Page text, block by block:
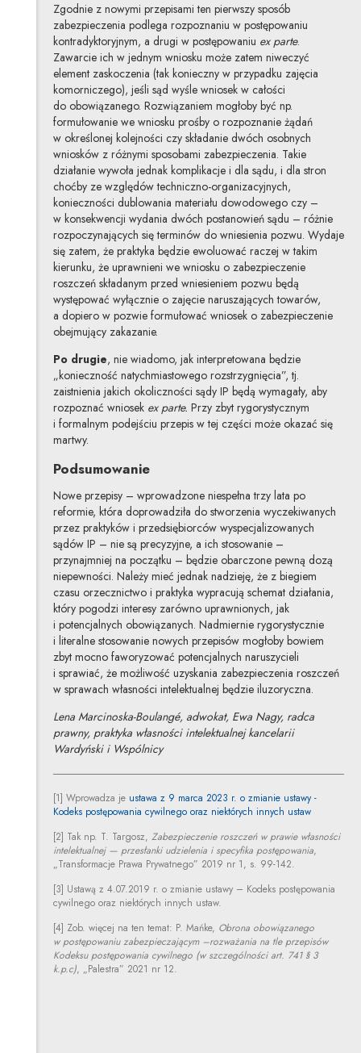
Zgodnie z nowymi przepisami ten pierwszy sposób
zabezpieczenia podlega rozpoznaniu w postępowaniu
kontradyktoryjnym, a drugi w postępowaniu ex parte.
Zawarcie ich w jednym wniosku może zatem niweczyć
element zaskoczenia (tak konieczny w przypadku zajęcia
komorniczego), jeśli sąd wyśle wniosek w całości
do obowiązanego. Rozwiązaniem mogłoby być np.
formułowanie we wniosku prośby o rozpoznanie żądań
w określonej kolejności czy składanie dwóch osobnych
wniosków z różnymi sposobami zabezpieczenia. Takie
działanie wywoła jednak komplikacje i dla sądu, i dla stron
choćby ze względów techniczno-organizacyjnych,
konieczności dublowania materiału dowodowego czy –
w konsekwencji wydania dwóch postanowień sądu – różnie
rozpoczynających się terminów do wniesienia pozwu. Wydaje
się zatem, że praktyka będzie ewoluować raczej w takim
kierunku, że uprawnieni we wniosku o zabezpieczenie
roszczeń składanym przed wniesieniem pozwu będą
występować wyłącznie o zajęcie naruszających towarów,
a dopiero w pozwie formułować wniosek o zabezpieczenie
obejmujący zakazanie.
Po drugie, nie wiadomo, jak interpretowana będzie
„konieczność natychmiastowego rozstrzygnięcia”, tj.
zaistnienia jakich okoliczności sądy IP będą wymagały, aby
rozpoznać wniosek ex parte. Przy zbyt rygorystycznym
i formalnym podejściu przepis w tej części może okazać się
martwy.
Podsumowanie
Nowe przepisy – wprowadzone niespełna trzy lata po
reformie, która doprowadziła do stworzenia wyczekiwanych
przez praktyków i przedsiębiorców wyspecjalizowanych
sądów IP – nie są precyzyjne, a ich stosowanie –
przynajmniej na początku – będzie obarczone pewną dozą
niepewności. Należy mieć jednak nadzieję, że z biegiem
czasu orzecznictwo i praktyka wypracują schemat działania,
który pogodzi interesy zarówno uprawnionych, jak
i potencjalnych obowiązanych. Nadmiernie rygorystycznie
i literalne stosowanie nowych przepisów mogłoby bowiem
zbyt mocno faworyzować potencjalnych naruszycieli
i sprawiać, że możliwość uzyskania zabezpieczenia roszczeń
w sprawach własności intelektualnej będzie iluzoryczna.
Lena Marcinoska-Boulangé, adwokat, Ewa Nagy, radca
prawny, praktyka własności intelektualnej kancelarii
Wardyński i Wspólnicy
[1] Wprowadza je ustawa z 9 marca 2023 r. o zmianie ustawy -
Kodeks postępowania cywilnego oraz niektórych innych ustaw
[2] Tak np. T. Targosz, Zabezpieczenie roszczeń w prawie własności
intelektualnej — przesłanki udzielenia i specyfika postępowania,
„Transformacje Prawa Prywatnego” 2019 nr 1, s. 99-142.
[3] Ustawą z 4.07.2019 r. o zmianie ustawy – Kodeks postępowania
cywilnego oraz niektórych innych ustaw.
[4] Zob. więcej na ten temat: P. Mańke, Obrona obowiązanego
w postępowaniu zabezpieczającym –rozważania na tle przepisów
Kodeksu postępowania cywilnego (w szczególności art. 741 § 3
k.p.c), „Palestra” 2021 nr 12.